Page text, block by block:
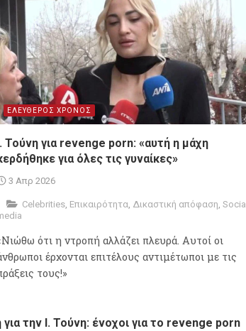
ΕΛΕΥΘΕΡΟΣ ΧΡΟΝΟΣ
Ι. Τούνη για revenge porn: «αυτή η μάχη
για όλες τις γυναίκες»
3 Απρ 2026
Celebrities, Επικαιρότητα, Δικαστική απόφαση, Social
ότι η ντροπή αλλάζει πλευρά. Αυτοί οι
έρχονται επιτέλους αντιμέτωποι με τις
τους!»
την Ι. Τούνη: ένοχοι για το revenge porn